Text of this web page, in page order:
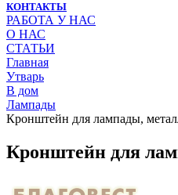
КОНТАКТЫ
РАБОТА У НАС
О НАС
СТАТЬИ
Главная
Утварь
В дом
Лампады
Кронштейн для лампады,
Кронштейн для